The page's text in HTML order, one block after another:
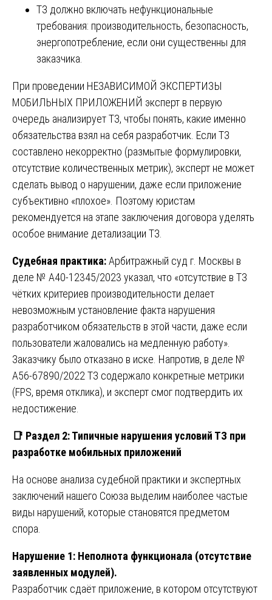
ТЗ должно включать нефункциональные
требования: производительность, безопасность,
энергопотребление, если они существенны для
заказчика.
При проведении НЕЗАВИСИМОЙ ЭКСПЕРТИЗЫ
МОБИЛЬНЫХ ПРИЛОЖЕНИЙ эксперт в первую
очередь анализирует ТЗ, чтобы понять, какие именно
обязательства взял на себя разработчик. Если ТЗ
составлено некорректно (размытые формулировки,
отсутствие количественных метрик), эксперт не может
сделать вывод о нарушении, даже если приложение
субъективно «плохое». Поэтому юристам
рекомендуется на этапе заключения договора уделять
особое внимание детализации ТЗ.
Судебная практика:Арбитражный суд г. Москвы в
деле № А40-12345/2023 указал, что «отсутствие в ТЗ
чётких критериев производительности делает
невозможным установление факта нарушения
разработчиком обязательств в этой части, даже если
пользователи жаловались на медленную работу».
Заказчику было отказано в иске. Напротив, в деле №
А56-67890/2022 ТЗ содержало конкретные метрики
(FPS, время отклика), и эксперт смог подтвердить их
недостижение.
📑 Раздел 2: Типичные нарушения условий ТЗ при
разработке мобильных приложений
На основе анализа судебной практики и экспертных
заключений нашего Союза выделим наиболее частые
виды нарушений, которые становятся предметом
спора.
Нарушение 1: Неполнота функционала (отсутствие
заявленных модулей).
Разработчик сдаёт приложение, в котором отсутствуют